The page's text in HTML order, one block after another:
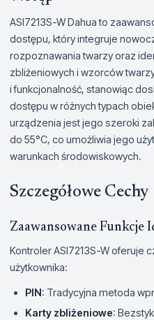
ASI7213S-W Dahua to
dostępu, który integruje
rozpoznawania twarzy oraz
zbliżeniowych i wzorców
i funkcjonalność, stanowiąc
dostępu w różnych typach
urządzenia jest jego szeroki
do 55°C, co umożliwia jego
warunkach środowiskowych.
Szczegółowe Cechy
Zaawansowane Funkcje
Kontroler ASI7213S-W oferuje
użytkownika:
PIN: Tradycyjna metoda
Karty zbliżeniowe: